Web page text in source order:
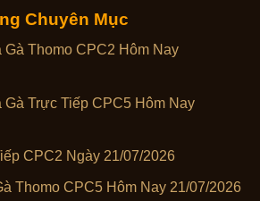
Chuyên Mục
Thomo CPC2 Hôm Nay
Trực Tiếp CPC5 Hôm Nay
CPC2 Ngày 21/07/2026
Thomo CPC5 Hôm Nay 21/07/2026